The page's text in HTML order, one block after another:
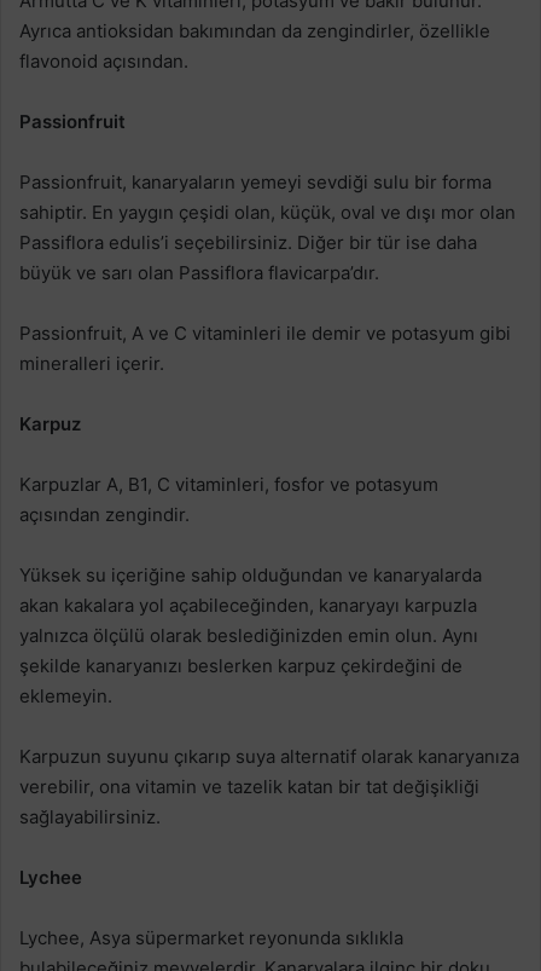
Ayrıca antioksidan bakımından da zengindirler, özellikle
flavonoid açısından.
Passionfruit
Passionfruit, kanaryaların yemeyi sevdiği sulu bir forma
sahiptir. En yaygın çeşidi olan, küçük, oval ve dışı mor olan
Passiflora edulis’i seçebilirsiniz. Diğer bir tür ise daha
büyük ve sarı olan Passiflora flavicarpa’dır.
Passionfruit, A ve C vitaminleri ile demir ve potasyum gibi
mineralleri içerir.
Karpuz
Karpuzlar A, B1, C vitaminleri, fosfor ve potasyum
açısından zengindir.
Yüksek su içeriğine sahip olduğundan ve kanaryalarda
akan kakalara yol açabileceğinden, kanaryayı karpuzla
yalnızca ölçülü olarak beslediğinizden emin olun. Aynı
şekilde kanaryanızı beslerken karpuz çekirdeğini de
eklemeyin.
Karpuzun suyunu çıkarıp suya alternatif olarak kanaryanıza
verebilir, ona vitamin ve tazelik katan bir tat değişikliği
sağlayabilirsiniz.
Lychee
Lychee, Asya süpermarket reyonunda sıklıkla